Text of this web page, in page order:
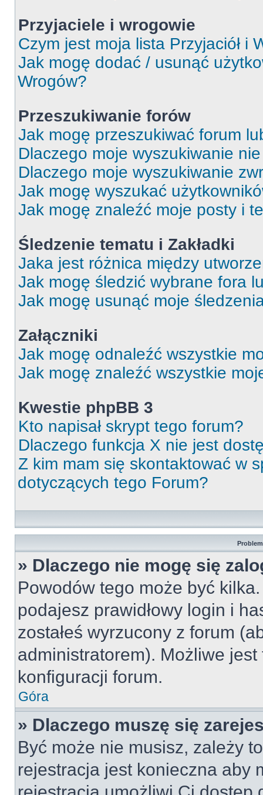
Przyjaciele i wrogowie
Czym jest moja lista Przyjaciół i
Jak mogę dodać / usunąć
Wrogów?
Przeszukiwanie forów
Jak mogę przeszukiwać forum
Dlaczego moje wyszukiwanie
Dlaczego moje wyszukiwanie
Jak mogę wyszukać
Jak mogę znaleźć moje posty i
Śledzenie tematu i Zakładki
Jaka jest różnica między
Jak mogę śledzić wybrane fora
Jak mogę usunąć moje
Załączniki
Jak mogę odnaleźć wszystkie
Jak mogę znaleźć wszystkie
Kwestie phpBB 3
Kto napisał skrypt tego forum?
Dlaczego funkcja X nie jest
Z kim mam się skontaktować w
dotyczących tego Forum?
» Dlaczego nie mogę się
Powodów tego może być
podajesz prawidłowy login i
zostałeś wyrzucony z forum
administratorem). Możliwe
konfiguracji forum.
Góra
» Dlaczego muszę się
Być może nie musisz, zależy
rejestracja jest konieczna aby